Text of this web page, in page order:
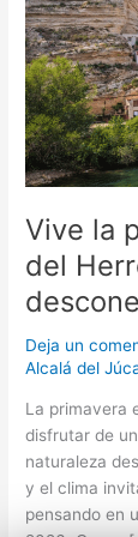
Vive la
del
Deja un
Alcalá del
La primavera
disfrutar de
naturaleza
y el clima
pensando en
Casas
del
Herrero:
naturaleza,
luz
y
desconexión
en
Alcalá
del
Júcar